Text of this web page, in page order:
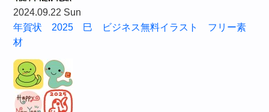
2024.09.22 Sun
年賀状 2025 巳 ビジネス無料イラスト フリー素
材